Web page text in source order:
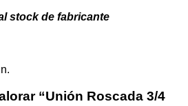
stock de fabricante
“Unión Roscada 3/4